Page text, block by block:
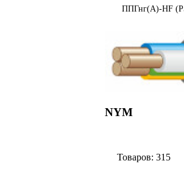
ППГнг(А)-HF
NYM
Товаров: 315